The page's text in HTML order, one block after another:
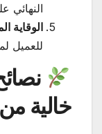
النهائي
الوقاية
للعميل
خالية